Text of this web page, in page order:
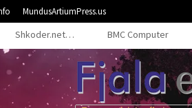
MundusArtiumPress.us
Shkoder.net… BMC Computer